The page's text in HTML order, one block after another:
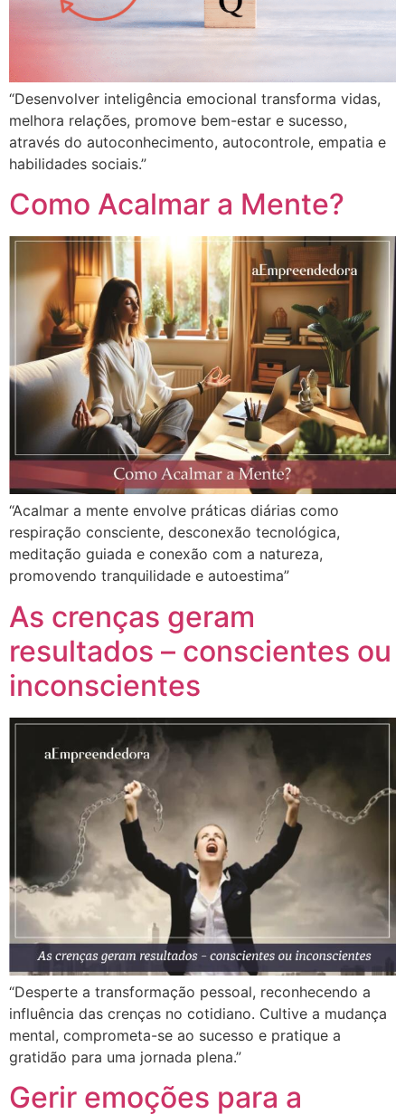
“Desenvolver inteligência emocional transforma vidas,
melhora relações, promove bem-estar e sucesso,
através do autoconhecimento, autocontrole, empatia e
habilidades sociais.”
Como Acalmar a Mente?
“Acalmar a mente envolve práticas diárias como
respiração consciente, desconexão tecnológica,
meditação guiada e conexão com a natureza,
promovendo tranquilidade e autoestima”
As crenças geram
resultados – conscientes ou
inconscientes
“Desperte a transformação pessoal, reconhecendo a
influência das crenças no cotidiano. Cultive a mudança
mental, comprometa-se ao sucesso e pratique a
gratidão para uma jornada plena.”
Gerir emoções para a